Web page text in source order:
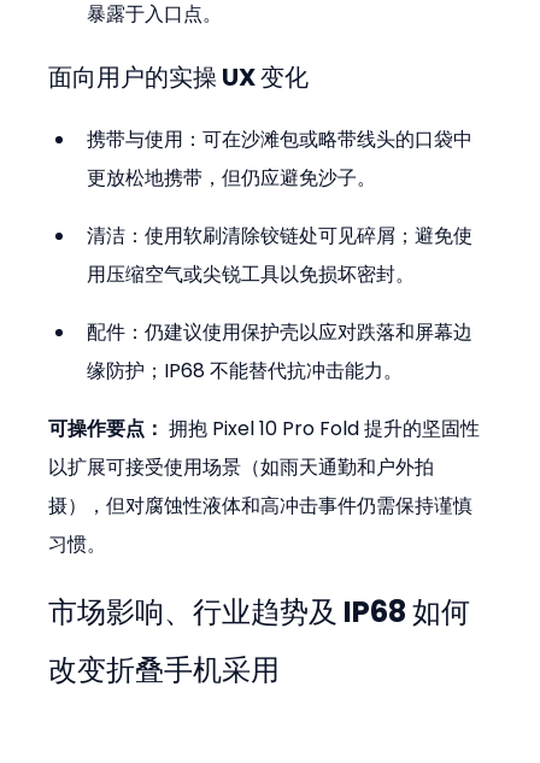
暴露于入口点。
面向用户的实操 UX 变化
携带与使用：可在沙滩包或略带线头的口袋中
更放松地携带，但仍应避免沙子。
清洁：使用软刷清除铰链处可见碎屑；避免使
用压缩空气或尖锐工具以免损坏密封。
配件：仍建议使用保护壳以应对跌落和屏幕边
缘防护；IP68 不能替代抗冲击能力。
可操作要点： 拥抱 Pixel 10 Pro Fold 提升的坚固性
以扩展可接受使用场景（如雨天通勤和户外拍
摄），但对腐蚀性液体和高冲击事件仍需保持谨慎
习惯。
市场影响、行业趋势及 IP68 如何
改变折叠手机采用